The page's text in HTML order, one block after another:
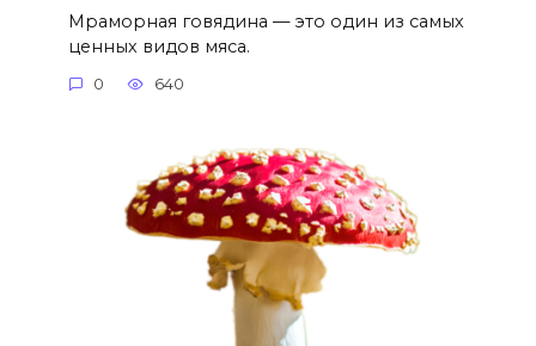
Мраморная говядина — это один из самых
ценных видов мяса.
0 640